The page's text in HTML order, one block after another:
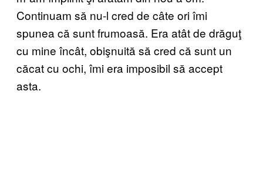
Continuam să nu-l cred de câte ori îmi
spunea că sunt frumoasă. Era atât de drăguţ
cu mine încât, obişnuită să cred că sunt un
căcat cu ochi, îmi era imposibil să accept
asta.